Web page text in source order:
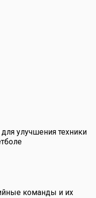
улучшения техники
команды и их